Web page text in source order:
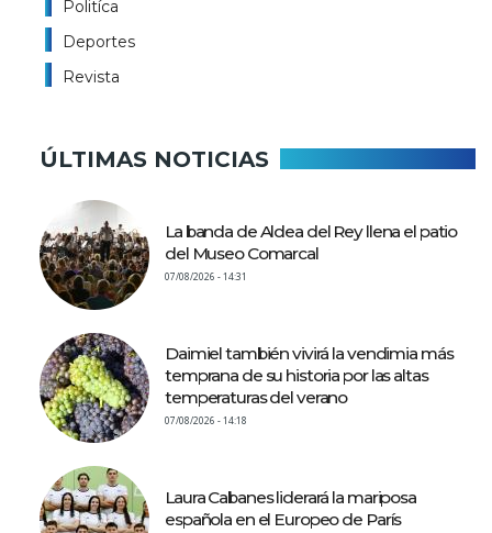
Politíca
Deportes
Revista
ÚLTIMAS NOTICIAS
La banda de Aldea del Rey llena el patio
del Museo Comarcal
07/08/2026 - 14:31
Daimiel también vivirá la vendimia más
temprana de su historia por las altas
temperaturas del verano
07/08/2026 - 14:18
Laura Cabanes liderará la mariposa
española en el Europeo de París